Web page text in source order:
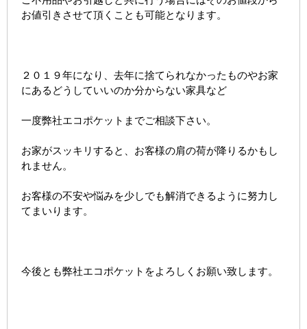
お値引きさせて頂くことも可能となります。
２０１９年になり、去年に捨てられなかったものやお家
にあるどうしていいのか分からない家具など
一度弊社エコポケットまでご相談下さい。
お家がスッキリすると、お客様の肩の荷が降りるかもし
れません。
お客様の不安や悩みを少しでも解消できるように努力し
てまいります。
今後とも弊社エコポケットをよろしくお願い致します。